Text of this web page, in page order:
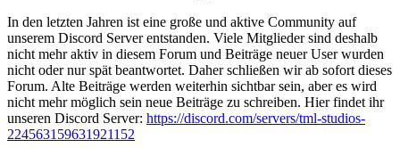
In den letzten Jahren ist eine große und aktive Community auf
unserem Discord Server entstanden. Viele Mitglieder sind deshalb
nicht mehr aktiv in diesem Forum und Beiträge neuer User wurden
nicht oder nur spät beantwortet. Daher schließen wir ab sofort dieses
Forum. Alte Beiträge werden weiterhin sichtbar sein, aber es wird
nicht mehr möglich sein neue Beiträge zu schreiben. Hier findet ihr
unseren Discord Server: https://discord.com/servers/tml-studios-
224563159631921152